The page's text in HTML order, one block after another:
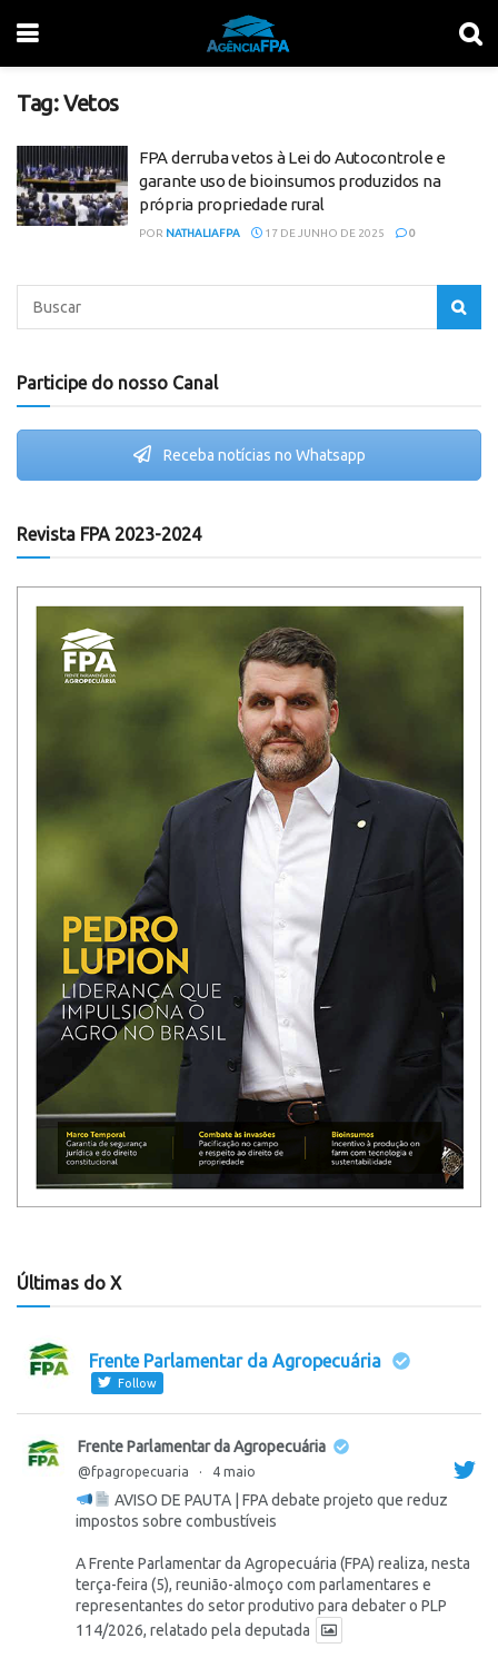
Tag:Vetos
FPA derruba vetos à Lei do Autocontrole e
garante uso de bioinsumos produzidos na
própria propriedade rural
POR NATHALIAFPA 17 DE JUNHO DE 2025 0
Participe do nosso Canal
Receba notícias no Whatsapp
Revista FPA 2023-2024
Últimas do X
Frente Parlamentar da Agropecuária
Follow
Frente Parlamentar da Agropecuária
@fpagropecuaria · 4 maio
AVISO DE PAUTA | FPA debate projeto que reduz
impostos sobre combustíveis
A Frente Parlamentar da Agropecuária (FPA) realiza, nesta
terça-feira (5), reunião-almoço com parlamentares e
representantes do setor produtivo para debater o PLP
114/2026, relatado pela deputada